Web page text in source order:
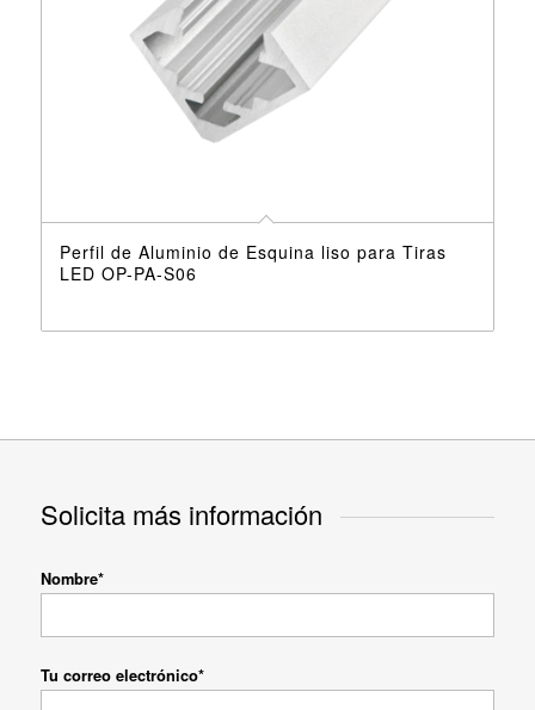
Perfil de Aluminio de Esquina liso para Tiras
LED OP-PA-S06
Solicita más información
Nombre*
Tu correo electrónico*